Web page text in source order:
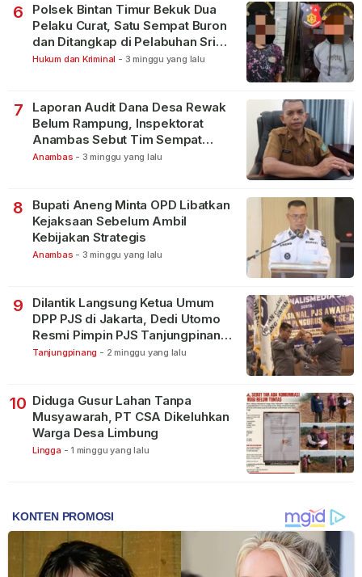
6
Polsek Bintan Timur Bekuk Dua
Pelaku Curat, Satu Sempat Buron
dan Ditangkap di Pelabuhan Sri
Bintan Pura
Hukum dan Kriminal - 3 minggu yang lalu
7
Laporan Audit Dana Desa Rewak
Belum Rampung, Inspektorat
Anambas Sebut Tim Sempat
Terbagi Tangani Kasus Lain
Anambas - 3 minggu yang lalu
8
Bupati Aneng Minta OPD Libatkan
Kejaksaan Sebelum Ambil
Kebijakan Strategis
Anambas - 3 minggu yang lalu
9
Dilantik Langsung Ketua Umum
DPP PJS di Jakarta, Dedi Utomo
Resmi Pimpin PJS Tanjungpinang-
Bintan
Tanjungpinang - 2 minggu yang lalu
10 Diduga Gusur Lahan Tanpa
Musyawarah, PT CSA Dikeluhkan
Warga Desa Limbung
Lingga - 1 minggu yang lalu